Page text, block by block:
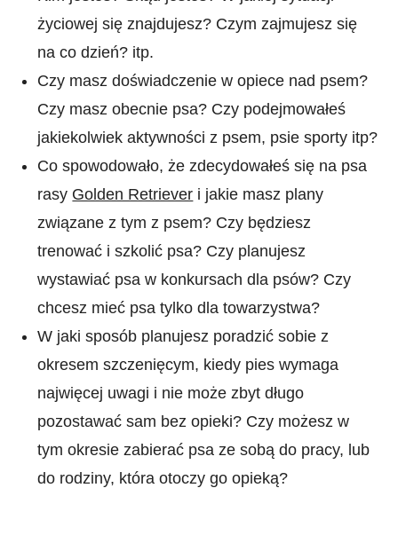
życiowej się znajdujesz? Czym zajmujesz się
na co dzień? itp.
Czy masz doświadczenie w opiece nad psem?
Czy masz obecnie psa? Czy podejmowałeś
jakiekolwiek aktywności z psem, psie sporty itp?
Co spowodowało, że zdecydowałeś się na psa
rasy Golden Retriever i jakie masz plany
związane z tym z psem? Czy będziesz
trenować i szkolić psa? Czy planujesz
wystawiać psa w konkursach dla psów? Czy
chcesz mieć psa tylko dla towarzystwa?
W jaki sposób planujesz poradzić sobie z
okresem szczenięcym, kiedy pies wymaga
najwięcej uwagi i nie może zbyt długo
pozostawać sam bez opieki? Czy możesz w
tym okresie zabierać psa ze sobą do pracy, lub
do rodziny, która otoczy go opieką?